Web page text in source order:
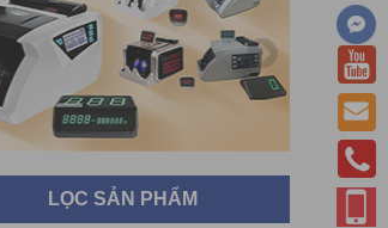
LỌC SẢN PHẨM